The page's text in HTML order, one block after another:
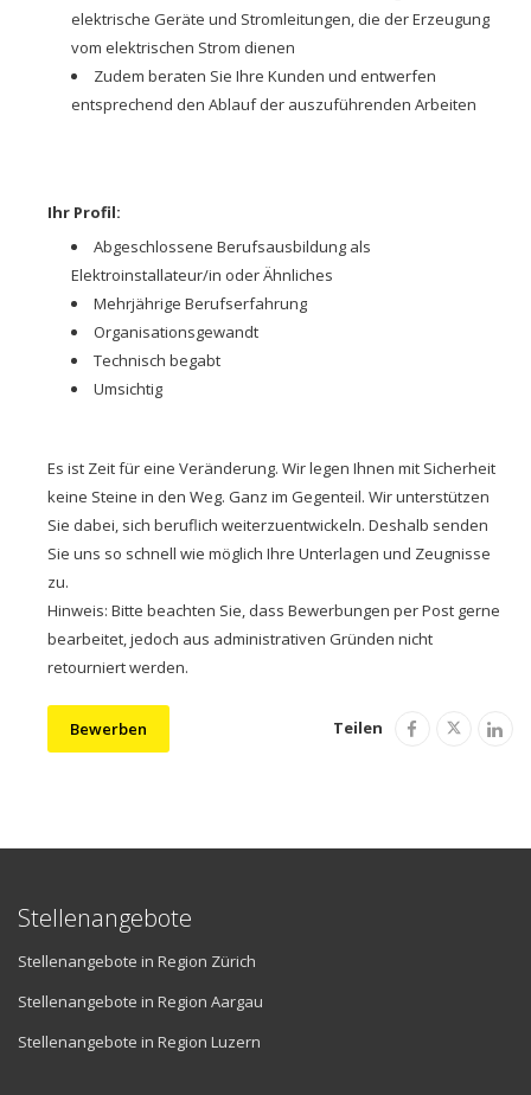
elektrische Geräte und Stromleitungen, die der Erzeugung
vom elektrischen Strom dienen
Zudem beraten Sie Ihre Kunden und entwerfen
entsprechend den Ablauf der auszuführenden Arbeiten
Ihr Profil:
Abgeschlossene Berufsausbildung als
Elektroinstallateur/in oder Ähnliches
Mehrjährige Berufserfahrung
Organisationsgewandt
Technisch begabt
Umsichtig
Es ist Zeit für eine Veränderung. Wir legen Ihnen mit Sicherheit
keine Steine in den Weg. Ganz im Gegenteil. Wir unterstützen
Sie dabei, sich beruflich weiterzuentwickeln. Deshalb senden
Sie uns so schnell wie möglich Ihre Unterlagen und Zeugnisse
zu.
Hinweis: Bitte beachten Sie, dass Bewerbungen per Post gerne
bearbeitet, jedoch aus administrativen Gründen nicht
retourniert werden.
Bewerben Teilen
Stellenangebote
Stellenangebote in Region Zürich
Stellenangebote in Region Aargau
Stellenangebote in Region Luzern